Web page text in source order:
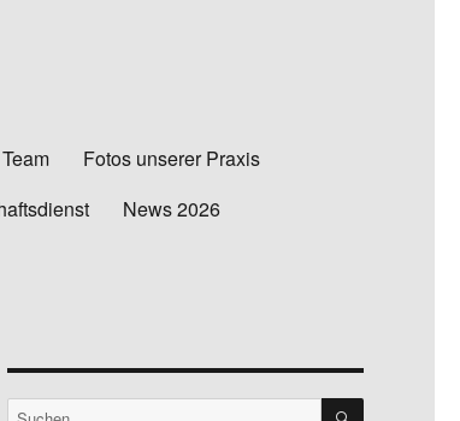
Fotos unserer Praxis
News 2026
Suchen
SUCHEN